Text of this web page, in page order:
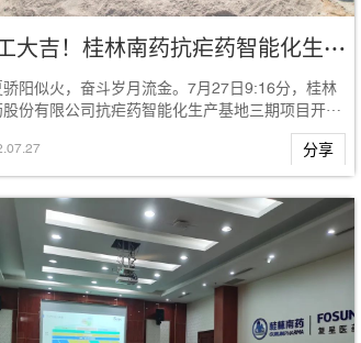
开工大吉！桂林南药抗疟药智能化生产基地三期项目开工仪式圆满成功
骄阳似火，奋斗岁月流金。7月27日9:16分，桂林
份有限公司抗疟药智能化生产基地三期项目开工
.07.27 分享